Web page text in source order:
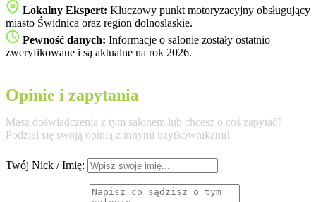
Lokalny Ekspert: Kluczowy punkt motoryzacyjny obsługujący
miasto Świdnica oraz region dolnoslaskie.
Pewność danych: Informacje o salonie zostały ostatnio
zweryfikowane i są aktualne na rok 2026.
Opinie i zapytania
Masz doświadczenia z tym salonem lub chcesz o coś zapytać?
Podziel się swoją opinią z innymi użytkownikami!
Twój Nick / Imię: